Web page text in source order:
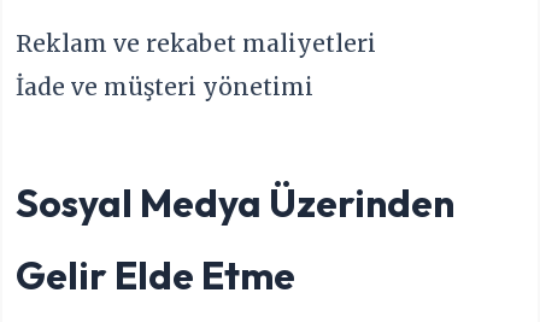
Reklam ve rekabet maliyetleri
İade ve müşteri yönetimi
Sosyal Medya Üzerinden
Gelir Elde Etme